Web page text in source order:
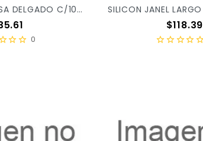
SILICON SELANUSA DELGADO C/10PZ X/100
0
Precio
$118.39